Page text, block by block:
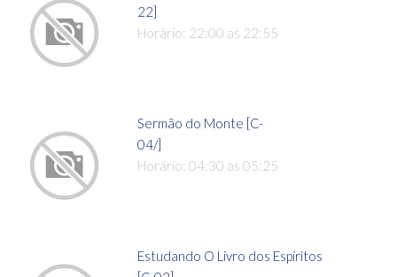
22]
Horário: 22:00 as 22:55
Sermão do Monte [C-
04/]
Horário: 04:30 as 05:25
Estudando O Livro dos Espíritos